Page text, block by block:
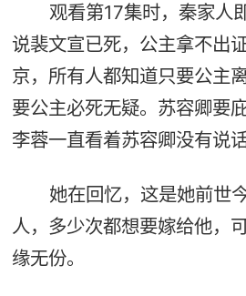
观看第17集时，秦家人
说裴文宣已死，公主拿不出
京，所有人都知道只要公主
要公主必死无疑。苏容卿要
李蓉一直看着苏容卿没有说话
她在回忆，这是她前世
人，多少次都想要嫁给他，
缘无份。